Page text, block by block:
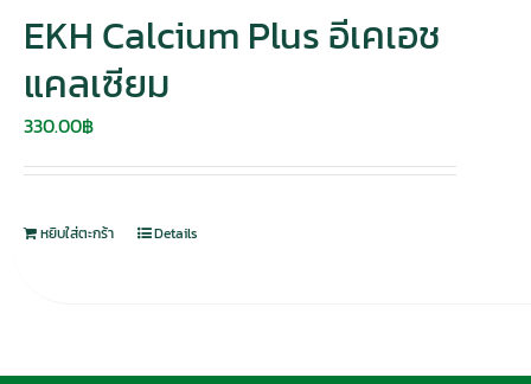
EKH Calcium Plus อีเคเอช
แคลเซียม
330.00฿
หยิบใส่ตะกร้า Details